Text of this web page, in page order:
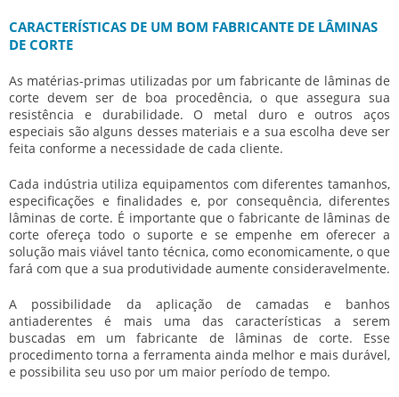
CARACTERÍSTICAS DE UM BOM FABRICANTE DE LÂMINAS
DE CORTE
As matérias-primas utilizadas por um fabricante de lâminas de
corte devem ser de boa procedência, o que assegura sua
resistência e durabilidade. O metal duro e outros aços
especiais são alguns desses materiais e a sua escolha deve ser
feita conforme a necessidade de cada cliente.
Cada indústria utiliza equipamentos com diferentes tamanhos,
especificações e finalidades e, por consequência, diferentes
lâminas de corte. É importante que o fabricante de lâminas de
corte ofereça todo o suporte e se empenhe em oferecer a
solução mais viável tanto técnica, como economicamente, o que
fará com que a sua produtividade aumente consideravelmente.
A possibilidade da aplicação de camadas e banhos
antiaderentes é mais uma das características a serem
buscadas em umfabricante de lâminas de corte. Esse
procedimento torna a ferramenta ainda melhor e mais durável,
e possibilita seu uso por um maior período de tempo.